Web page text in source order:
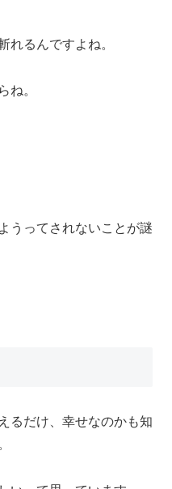
れるんですよね。
ね。
うってされないことが謎
るだけ、幸せなのかも知